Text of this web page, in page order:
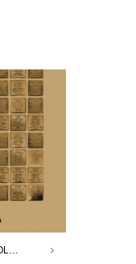
CADA NOMBRE IMPORTA | STOLPERSTEINE MADRID X DAVID CÁRDENAS | 12.09.25 – 11.10.25